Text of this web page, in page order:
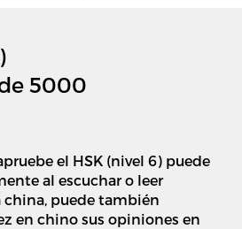
5000
el HSK (nivel 6) puede
al escuchar o leer
puede también
en chino sus opiniones en